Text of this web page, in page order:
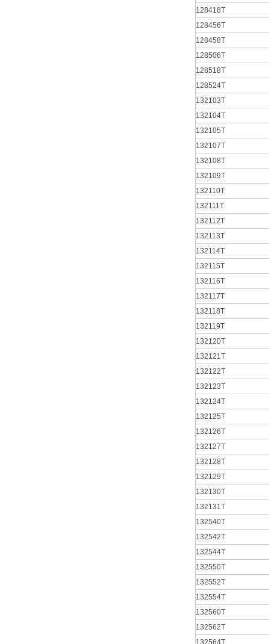
128418T
128456T
128458T
128506T
128518T
128524T
132103T
132104T
132105T
132107T
132108T
132109T
132110T
132111T
132112T
132113T
132114T
132115T
132116T
132117T
132118T
132119T
132120T
132121T
132122T
132123T
132124T
132125T
132126T
132127T
132128T
132129T
132130T
132131T
132540T
132542T
132544T
132550T
132552T
132554T
132560T
132562T
132564T